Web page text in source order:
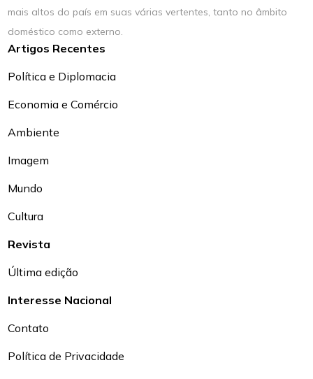
mais altos do país em suas várias vertentes, tanto no âmbito
doméstico como externo.
Artigos Recentes
Política e Diplomacia
Economia e Comércio
Ambiente
Imagem
Mundo
Cultura
Revista
Última edição
Interesse Nacional
Contato
Política de Privacidade